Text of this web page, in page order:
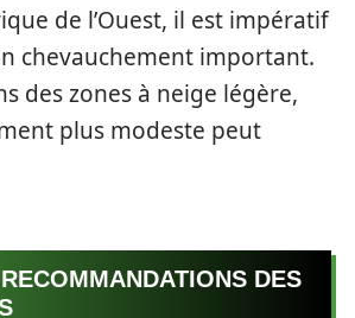
de l’Ouest, il est impératif
chevauchement important.
des zones à neige légère,
plus modeste peut
DES